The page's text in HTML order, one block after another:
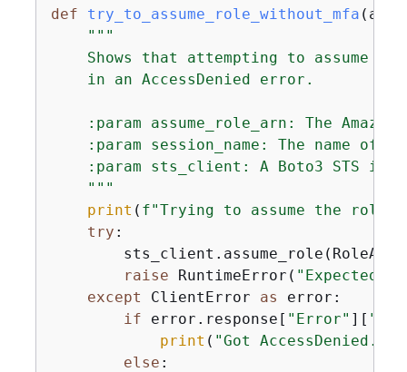
def try_to_assume_role_without_mfa (
"""
Shows that attempting to assume
    in an AccessDenied error.
:param assume_role_arn: The
:param session_name: The name of
:param sts_client: A Boto3 STS
    """
print ( f"Trying to assume the role
try :
raise RuntimeError( "Expected
except ClientError as error:
if error.response[ "Error" ][
print ( "Got AccessDenied."
else :